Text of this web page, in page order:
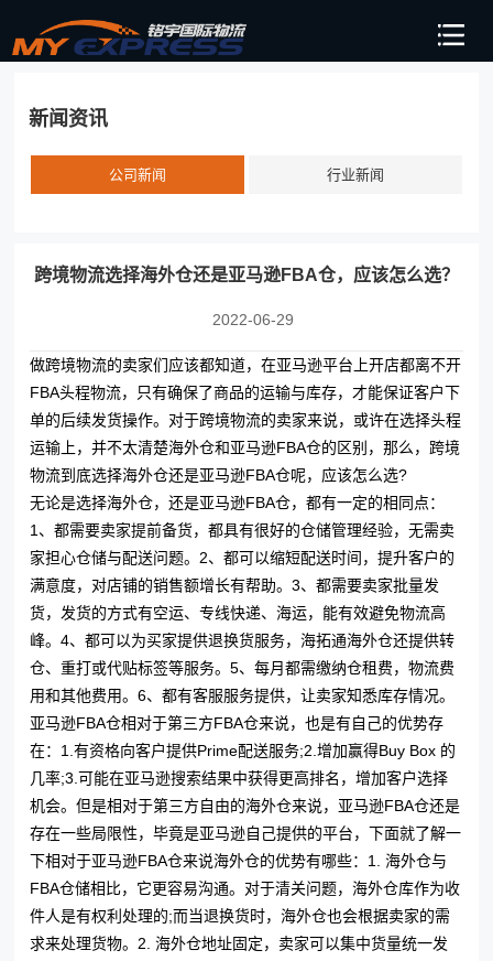
新闻资讯
公司新闻 行业新闻
跨境物流选择海外仓还是亚马逊FBA仓，应该怎么选？
2022-06-29
做跨境物流的卖家们应该都知道，在亚马逊平台上开店都离不开
FBA头程物流，只有确保了商品的运输与库存，才能保证客户下
单的后续发货操作。对于跨境物流的卖家来说，或许在选择头程
运输上，并不太清楚海外仓和亚马逊FBA仓的区别，那么，跨境
物流到底选择海外仓还是亚马逊FBA仓呢，应该怎么选?
无论是选择海外仓，还是亚马逊FBA仓，都有一定的相同点：
1、都需要卖家提前备货，都具有很好的仓储管理经验，无需卖
家担心仓储与配送问题。2、都可以缩短配送时间，提升客户的
满意度，对店铺的销售额增长有帮助。3、都需要卖家批量发
货，发货的方式有空运、专线快递、海运，能有效避免物流高
峰。4、都可以为买家提供退换货服务，海拓通海外仓还提供转
仓、重打或代贴标签等服务。5、每月都需缴纳仓租费，物流费
用和其他费用。6、都有客服服务提供，让卖家知悉库存情况。
亚马逊FBA仓相对于第三方FBA仓来说，也是有自己的优势存
在：1.有资格向客户提供Prime配送服务;2.增加赢得Buy Box 的
几率;3.可能在亚马逊搜索结果中获得更高排名，增加客户选择
机会。但是相对于第三方自由的海外仓来说，亚马逊FBA仓还是
存在一些局限性，毕竟是亚马逊自己提供的平台，下面就了解一
下相对于亚马逊FBA仓来说海外仓的优势有哪些：1. 海外仓与
FBA仓储相比，它更容易沟通。对于清关问题，海外仓库作为收
件人是有权利处理的;而当退换货时，海外仓也会根据卖家的需
求来处理货物。2. 海外仓地址固定，卖家可以集中货量统一发